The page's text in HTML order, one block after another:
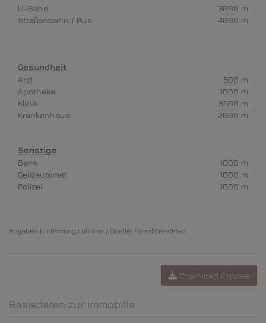
U-Bahn
3000 m
Straßenbahn / Bus
4000 m
Gesundheit
Arzt
500 m
Apotheke
1000 m
Klinik
3500 m
Krankenhaus
2000 m
Sonstige
Bank
1000 m
Geldautomat
1000 m
Polizei
1000 m
Angaben Entfernung Luftlinie / Quelle: OpenStreetMap
Download Expose
Basisdaten zur Immobilie